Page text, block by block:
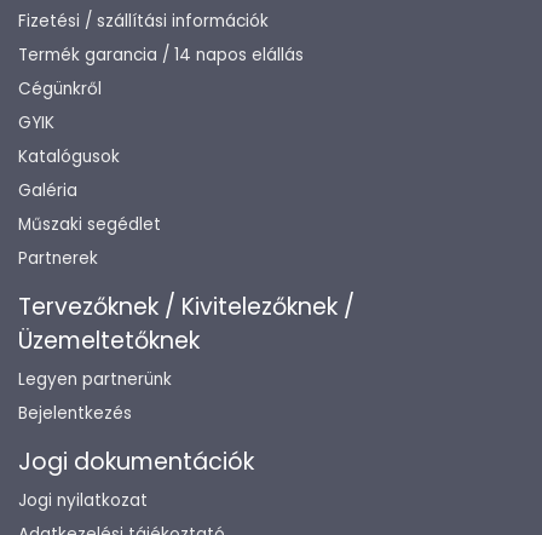
Fizetési / szállítási információk
Termék garancia / 14 napos elállás
Cégünkről
GYIK
Katalógusok
Galéria
Műszaki segédlet
Partnerek
Tervezőknek / Kivitelezőknek /
Üzemeltetőknek
Legyen partnerünk
Bejelentkezés
Jogi dokumentációk
Jogi nyilatkozat